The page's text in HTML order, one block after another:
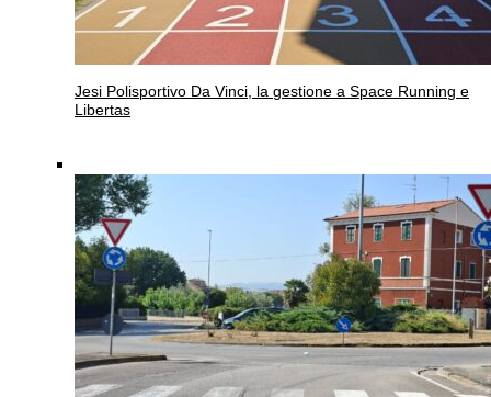
Jesi Polisportivo Da Vinci, la gestione a Space Running e
Libertas